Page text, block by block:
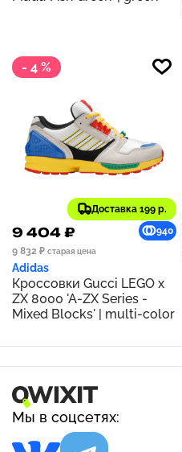
- 4 %
Доставка 199 р.
9 404 ₽
940
9 832 ₽ старая цена
Adidas
Кроссовки Gucci LEGO x
ZX 8000 'A-ZX Series -
Mixed Blocks' | multi-color
Мы в соцсетях: